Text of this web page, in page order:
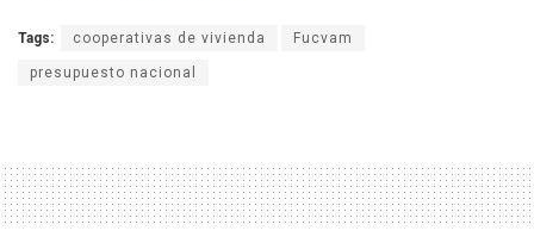
Tags: cooperativas de vivienda Fucvam
presupuesto nacional